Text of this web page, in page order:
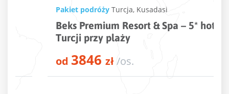
Pakiet podróży Turcja,Kusadasi
Beks Premium Resort & Spa – 5* hotel w
Turcji przy plaży
3846zł/os.